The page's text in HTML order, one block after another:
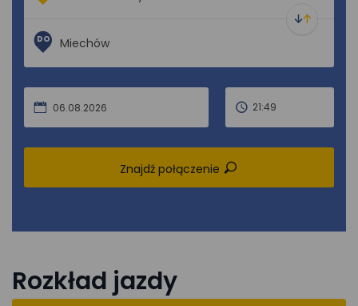
DO
06.08.2026 21:49
Znajdź połączenie
Rozkład jazdy